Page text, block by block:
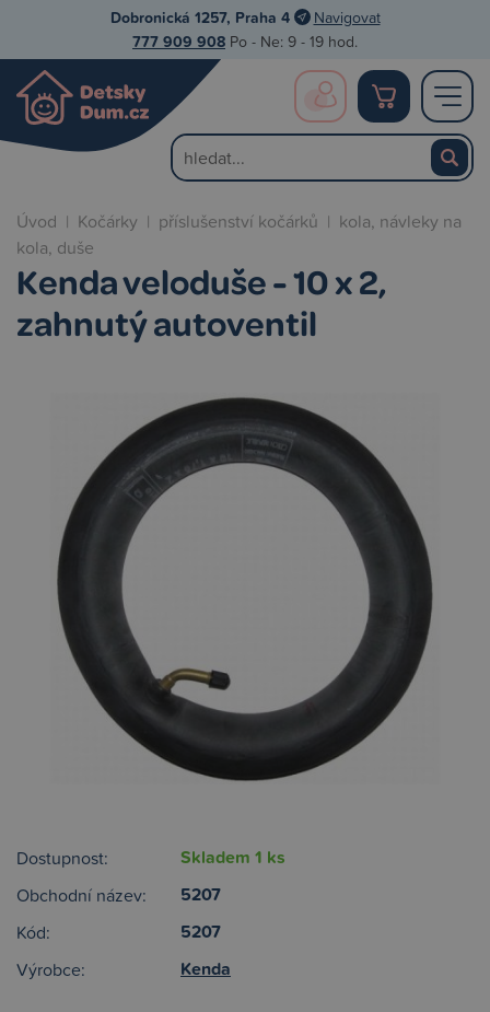
Dobronická 1257, Praha 4 Navigovat
777 909 908 Po - Ne: 9 - 19 hod.
Úvod | Kočárky | příslušenství kočárků | kola, návleky na
kola, duše
Kenda veloduše - 10 x 2,
zahnutý autoventil
Dostupnost: Skladem 1 ks
Obchodní název: 5207
Kód: 5207
Výrobce: Kenda